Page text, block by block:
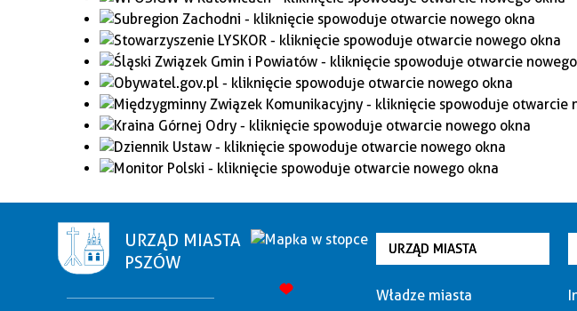
URZĄD MIASTA
PSZÓW
URZĄD MIASTA
Władze miasta